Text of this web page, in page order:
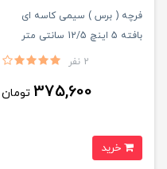
فرچه ( برس ) سیمی کاسه ای
بافته 5 اینچ 12/5 سانتی متر
ساب ایران ( کربلایی )
2 نفر
375,600 تومان